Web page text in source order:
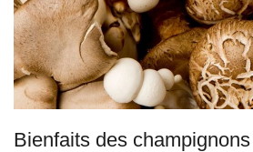
Bienfaits des